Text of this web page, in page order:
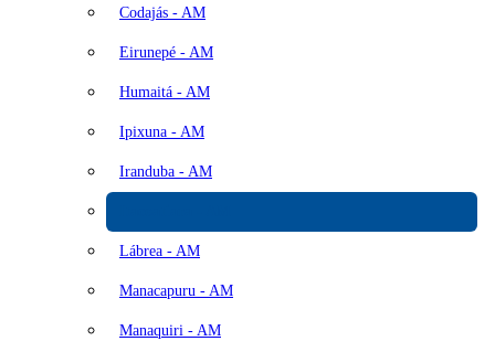
Codajás - AM
Eirunepé - AM
Humaitá - AM
Ipixuna - AM
Iranduba - AM
Lábrea - AM
Manacapuru - AM
Manaquiri - AM